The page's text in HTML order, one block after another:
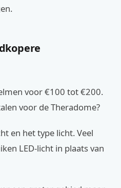
voor €100 tot €200.
voor de Theradome?
en het type licht. Veel
LED-licht in plaats van